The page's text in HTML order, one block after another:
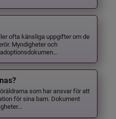
ofta känsliga uppgifter om de
Myndigheter och
som har ansvar för att
för sina barn. Dokument